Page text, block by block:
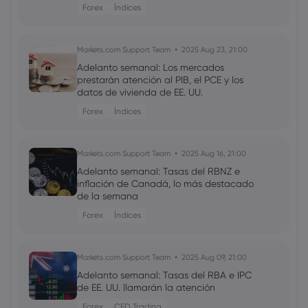
Forex Índices
Markets.com Support Team 2025 Aug 23, 21:00
Adelanto semanal: Los mercados
prestarán atención al PIB, el PCE y los
datos de vivienda de EE. UU.
Forex Índices
Markets.com Support Team 2025 Aug 16, 21:00
Adelanto semanal: Tasas del RBNZ e
inflación de Canadá, lo más destacado
de la semana
Forex Índices
Markets.com Support Team 2025 Aug 09, 21:00
Adelanto semanal: Tasas del RBA e IPC
de EE. UU. llamarán la atención